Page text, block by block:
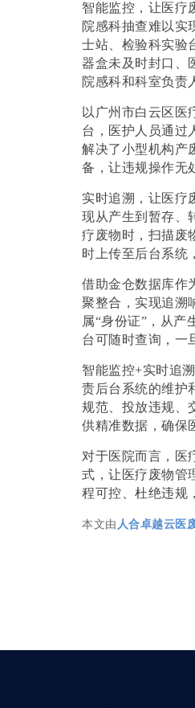
智能监控，让医疗
院感科抽查难以实
士站、检验科实验
器盒未及时封口、
院感科和科室负责
以广州市白云区医
台，医护人员通过
解决了小型机构产
备，让违规操作无
实时追溯，让医疗
现从产生到暂存、
疗废物时，扫描废
时上传至后台系统
借助金仓数据库作
聚整合，实现追溯
属“身份证”，从产
台可随时查询，一
智能监控+实时追
责后台系统的维护
规范、投放违规、
供精准数据，确保
对于医院而言，医
式，让医疗废物管
程可控、杜绝违规
本文由人合卓越云医